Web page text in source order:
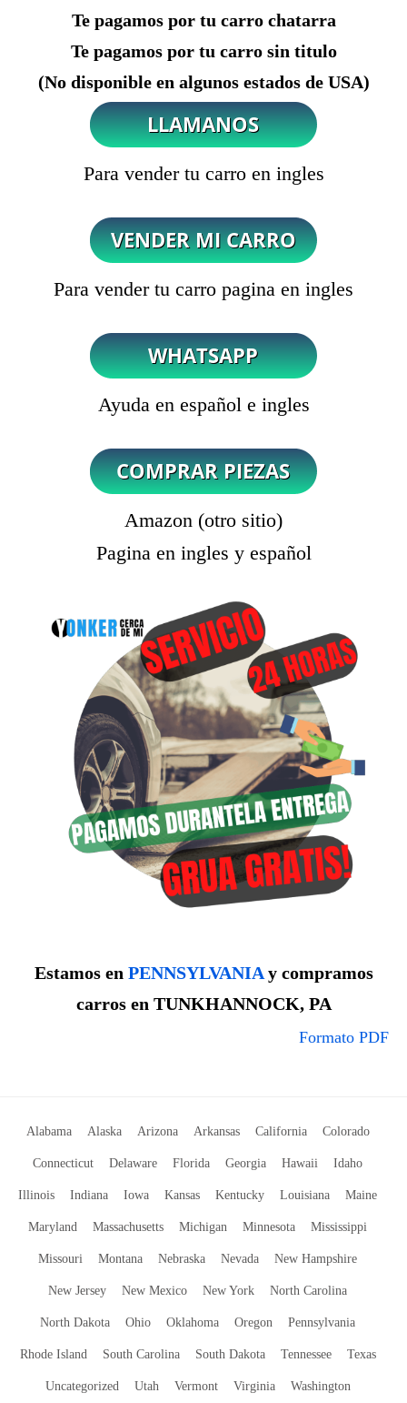
Te pagamos por tu carro chatarra
Te pagamos por tu carro sin titulo
(No disponible en algunos estados de USA)
Para vender tu carro en ingles
Para vender tu carro pagina en ingles
Ayuda en español e ingles
Amazon (otro sitio)
Pagina en ingles y español
Estamos en PENNSYLVANIAy compramos
carros en TUNKHANNOCK, PA
Formato PDF
Alabama Alaska Arizona Arkansas California Colorado
Connecticut Delaware Florida Georgia Hawaii Idaho
Illinois Indiana Iowa Kansas Kentucky Louisiana Maine
Maryland Massachusetts Michigan Minnesota Mississippi
Missouri Montana Nebraska Nevada New Hampshire
New Jersey New Mexico New York North Carolina
North Dakota Ohio Oklahoma Oregon Pennsylvania
Rhode Island South Carolina South Dakota Tennessee Texas
Uncategorized Utah Vermont Virginia Washington